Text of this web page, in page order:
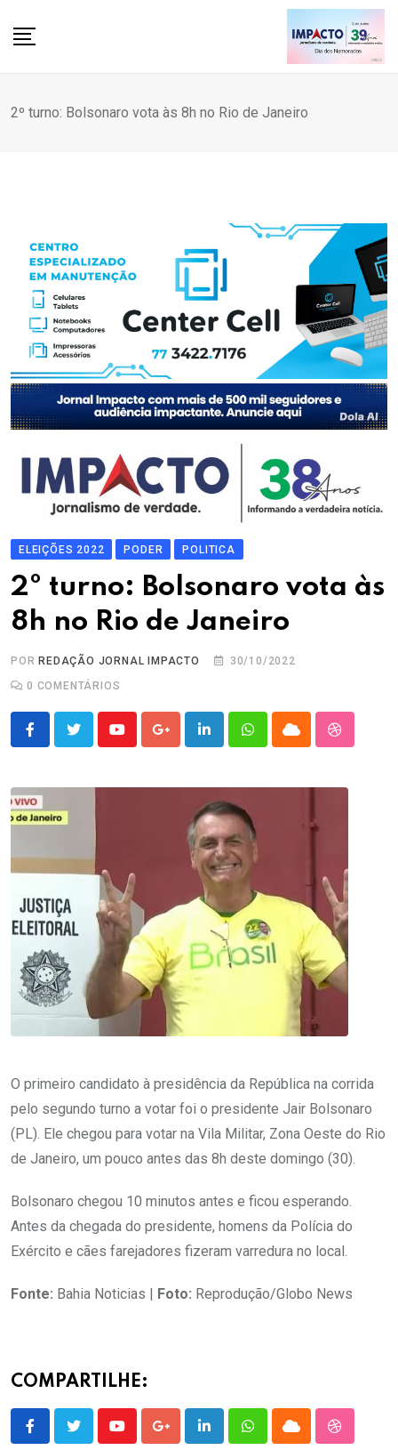
2º turno: Bolsonaro vota às 8h no Rio de Janeiro
ELEIÇÕES 2022 PODER POLITICA
2º turno: Bolsonaro vota às
8h no Rio de Janeiro
POR REDAÇÃO JORNAL IMPACTO
30/10/2022
0 COMENTÁRIOS
YoutubeGoogle+LinkedInWhatsappCloud
O primeiro candidato à presidência da República na corrida
pelo segundo turno a votar foi o presidente Jair Bolsonaro
(PL). Ele chegou para votar na Vila Militar, Zona Oeste do Rio
de Janeiro, um pouco antes das 8h deste domingo (30).
Bolsonaro chegou 10 minutos antes e ficou esperando.
Antes da chegada do presidente, homens da Polícia do
Exército e cães farejadores fizeram varredura no local.
Fonte: Bahia Noticias | Foto: Reprodução/Globo News
COMPARTILHE:
YoutubeGoogle+LinkedInWhatsappCloud